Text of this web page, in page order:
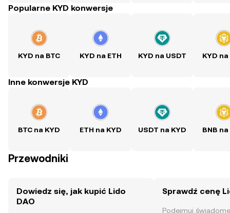
Popularne KYD konwersje
KYD na BTC KYD na ETH KYD na USDT KYD na
Inne konwersje KYD
BTC na KYD ETH na KYD USDT na KYD BNB na
Przewodniki
Dowiedz się, jak kupić Lido
DAO
Sprawdź cenę
Podejmuj